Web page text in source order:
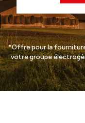
*Offre pour la
votre groupe